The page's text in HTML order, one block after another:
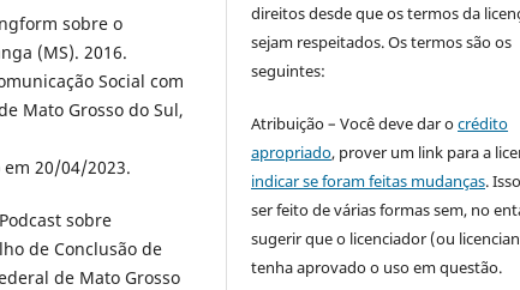
sobre o
(MS). 2016.
Social com
Mato Grosso do Sul,
em 20/04/2023.
sobre
de Conclusão de
de Mato Grosso
direitos desde que os termos da
sejam respeitados. Os termos são os
seguintes:
Atribuição – Você deve dar ocrédito
apropriado, prover um link para a
indicar se foram feitas mudanças.
ser feito de várias formas sem, no
sugerir que o licenciador (ou
tenha aprovado o uso em questão.